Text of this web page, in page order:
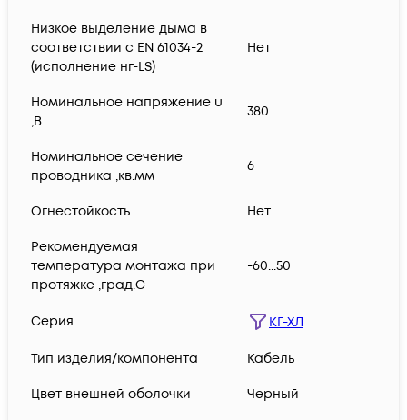
Низкое выделение дыма в
соответствии с EN 61034-2
(исполнение нг-LS)
Нет
Номинальное напряжение u
,В
380
Номинальное сечение
проводника ,кв.мм
6
Огнестойкость Нет
Рекомендуемая
температура монтажа при
протяжке ,град.C
-60...50
Серия КГ-ХЛ
Тип изделия/компонента Кабель
Цвет внешней оболочки Черный